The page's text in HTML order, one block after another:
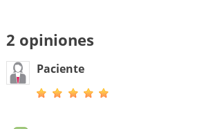
2 opiniones
Paciente